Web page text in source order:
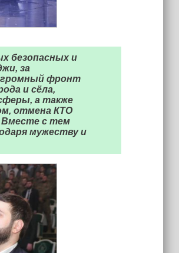
безопасных и
за
фронт
и сёла,
а также
отмена КТО
Вместе с тем
мужеству и